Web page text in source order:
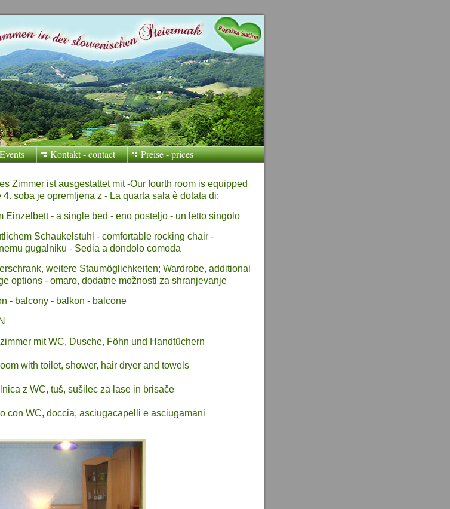
Events Kontakt - contact Preise - prices
Zimmer ist ausgestattet mit -Our fourth room is equipped
4. soba je opremljena z - La quarta sala è dotata di:
Einzelbett - a single bed - eno posteljo - un letto singolo
Schaukelstuhl - comfortable rocking chair -
gugalniku - Sedia a dondolo comoda
weitere Staumöglichkeiten; Wardrobe, additional
options - omaro, dodatne možnosti za shranjevanje
- balcony - balkon - balcone
mit WC, Dusche, Föhn und Handtüchern
with toilet, shower, hair dryer and towels
z WC, tuš, sušilec za lase in brisače
con WC, doccia, asciugacapelli e asciugamani